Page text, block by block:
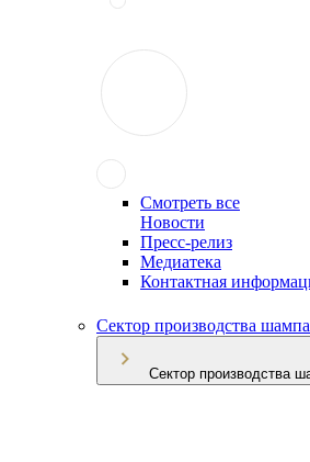
Смотреть все
Новости
Пресс-релиз
Медиатека
Контактная
Сектор производства
Сектор производства